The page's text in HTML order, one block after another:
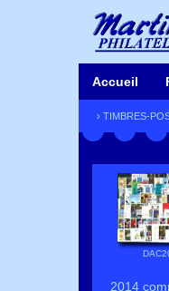
Accueil
› TIMBRES-
2014